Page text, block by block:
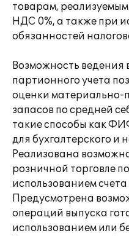
товарам,
НДС 0%, а также при
обязанностей
Возможность ведения
партионного учета
оценки материально-
запасов по средней
такие способы как
для бухгалтерского и
Реализована
розничной торговле
использованием
Предусмотрена
операций выпуска
использованием или